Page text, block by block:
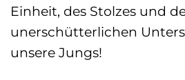
Einheit, des Stolzes und
unerschütterlichen
unsere Jungs!